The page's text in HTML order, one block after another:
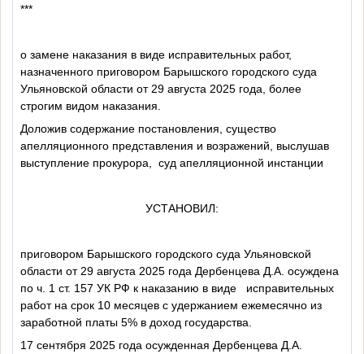
***
о замене наказания в виде исправительных работ,
назначенного приговором Барышского городского суда
Ульяновской области от 29 августа 2025 года, более
строгим видом наказания.
Доложив содержание постановления, существо
апелляционного представления и возражений, выслушав
выступление прокурора,
суд апелляционной инстанции
УСТАНОВИЛ:
приговором Барышского городского суда Ульяновской
области от 29 августа 2025 года Дербенцева Д.А. осуждена
по ч. 1 ст. 157 УК РФ к наказанию в виде
исправительных
работ на срок 10 месяцев с удержанием ежемесячно из
заработной платы 5% в доход государства.
17 сентября 2025 года осужденная Дербенцева Д.А.